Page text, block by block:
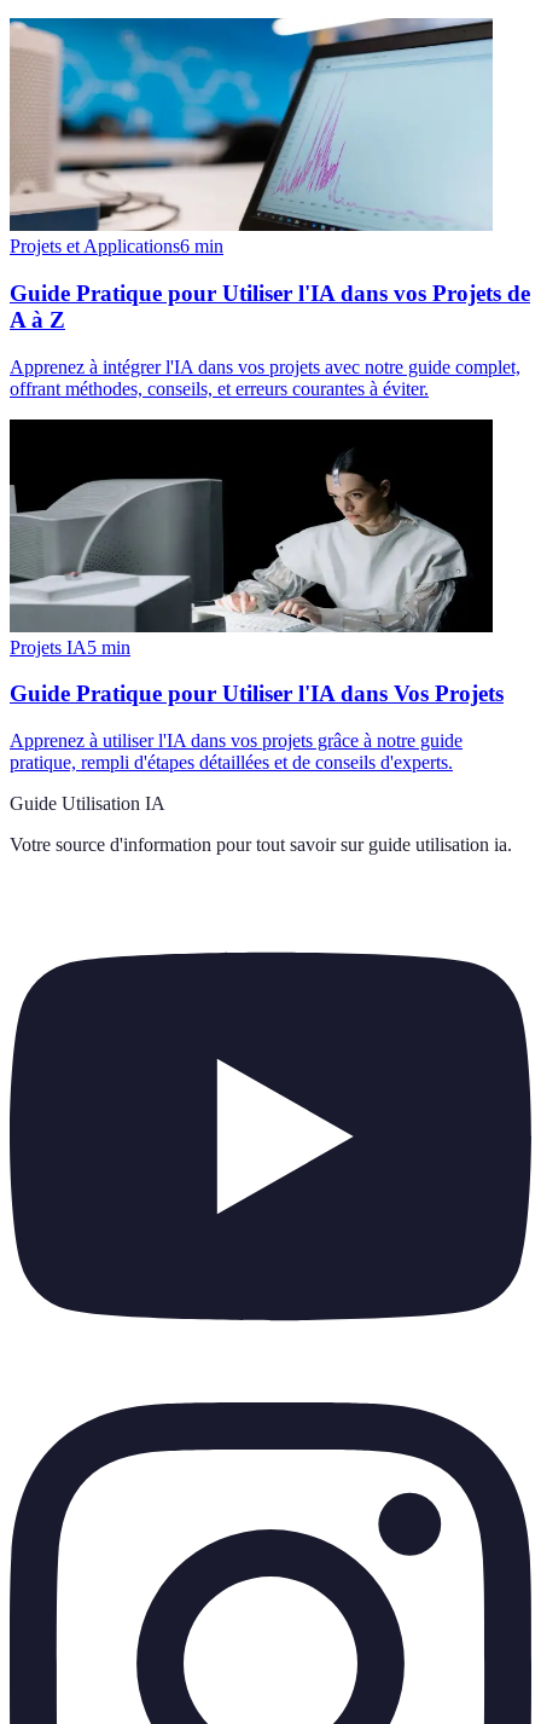
Projets et Applications6 min
Guide Pratique pour Utiliser l'IA dans vos Projets de
A à Z
Apprenez à intégrer l'IA dans vos projets avec notre guide complet,
offrant méthodes, conseils, et erreurs courantes à éviter.
Projets IA5 min
Guide Pratique pour Utiliser l'IA dans Vos Projets
Apprenez à utiliser l'IA dans vos projets grâce à notre guide
pratique, rempli d'étapes détaillées et de conseils d'experts.
Guide Utilisation IA
Votre source d'information pour tout savoir sur guide utilisation ia.